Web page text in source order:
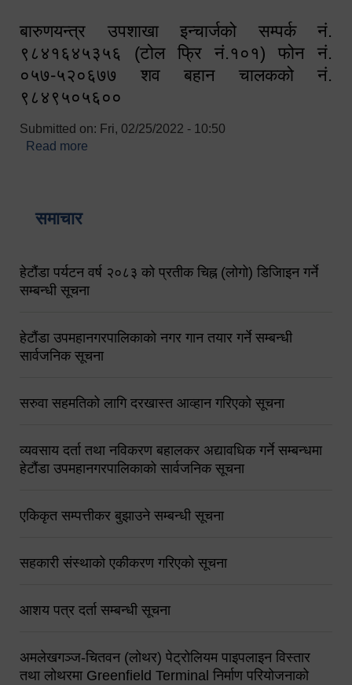
बारुणयन्त्र उपशाखा इन्चार्जको सम्पर्क नं.
९८४१६४५३५६ (टोल फ्रि नं.१०१) फोन नं.
०५७-५२०६७७ शव बहान चालकको नं.
९८४९५०५६००
Submitted on: Fri, 02/25/2022 - 10:50
Read more
समाचार
हेटौंडा पर्यटन वर्ष २०८३ को प्रतीक चिह्न (लोगो) डिजिाइन गर्ने
सम्बन्धी सूचना
हेटौंडा उपमहानगरपालिकाको नगर गान तयार गर्ने सम्बन्धी
सार्वजनिक सूचना
सरुवा सहमतिको लागि दरखास्त आव्हान गरिएको सूचना
व्यवसाय दर्ता तथा नविकरण बहालकर अद्यावधिक गर्ने सम्बन्धमा
हेटौंडा उपमहानगरपालिकाको सार्वजनिक सूचना
एकिकृत सम्पत्तीकर बुझाउने सम्बन्धी सूचना
सहकारी संस्थाको एकीकरण गरिएको सूचना
आशय पत्र दर्ता सम्बन्धी सूचना
अमलेखगञ्ज-चितवन (लोथर) पेट्रोलियम पाइपलाइन विस्तार
तथा लोथरमा Greenfield Terminal निर्माण परियोजनाको